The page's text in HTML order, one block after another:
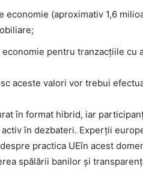
economie (aproximativ 1,6
pentru tranzacțiile cu
aceste valori vor trebui
în format hibrid, iar
în dezbateri. Experții
practica UEîn acest
spălării banilor și